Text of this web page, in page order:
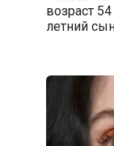
возраст
летний